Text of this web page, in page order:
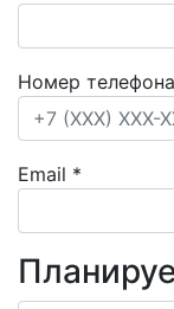
Номер телефона
Email *